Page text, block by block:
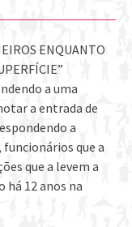
ENQUANTO
a uma
a entrada de
a
que a
que a levem a
há 12 anos na